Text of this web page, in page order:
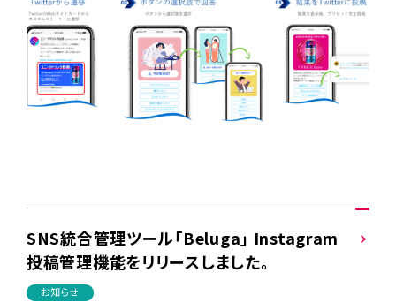
SNS統合管理ツール「Beluga」 Instagram
投稿管理機能をリリースしました。
お知らせ